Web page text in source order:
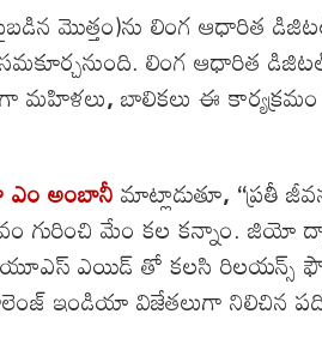
మొత్తం)ను లింగ ఆధారిత
లింగ ఆధారిత
మహిళలు,బాలికలు ఈ
ఎం అంబానీమాట్లాడుతూ, ‘‘ప్రతీ
గురించి మేం కల కన్నాం. జియో
ఎయిడ్ తో కలసి రిలయన్స్
ఇండియా విజేతలుగా నిలిచిన పది